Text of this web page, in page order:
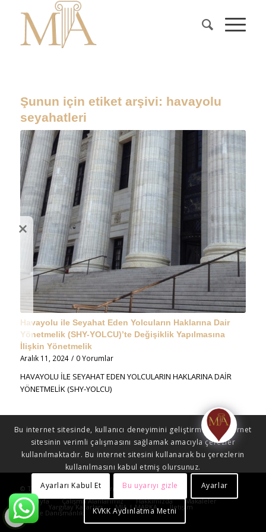
Şunun için etiket arşivi: havayolu
seyahatleri
Havayolu ile Seyahat Eden Yolcuların Haklarına Dair
Yönetmelik (SHY-YOLCU)’te Değişiklik Yapılmasına
İlişkin Yönetmelik
Aralık 11, 2024 / 0 Yorumlar
HAVAYOLU İLE SEYAHAT EDEN YOLCULARIN HAKLARINA DAİR
YÖNETMELİK (SHY-YOLCU)
© Telif Hakkı - Mia Hukuk Danışmanlık 2023
Anasayfa
Çalışma Alanlarımız Hakkımızda Makaleler
Blog Yargıtay Kararları MİA | MARKA İletişim
Online Danışmanlık
Bu internet sitesinde, kullanıcı deneyimini geliştirmek ve internet
sitesinin verimli çalışmasını sağlamak amacıyla çerezler
kullanılmaktadır. Bu internet sitesini kullanarak bu çerezlerin
kullanılmasını kabul etmiş olursunuz.
Ayarları Kabul Et
Bu uyarıyı gizle Ayarlar
KVKK Aydınlatma Metni